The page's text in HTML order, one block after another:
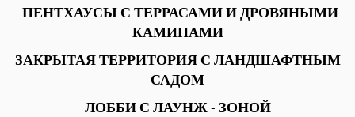
ПЕНТХАУСЫ С ТЕРРАСАМИ И ДРОВЯНЫМИ
КАМИНАМИ
ЗАКРЫТАЯ ТЕРРИТОРИЯ С ЛАНДШАФТНЫМ
САДОМ
ЛОББИ С ЛАУНЖ - ЗОНОЙ